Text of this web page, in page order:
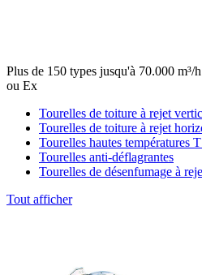
Plus de 150 types jusqu'à 70.000 m³/
ou Ex
Tourelles de toiture à rejet
Tourelles de toiture à rejet
Tourelles hautes températures
Tourelles anti-déflagrantes
Tourelles de désenfumage à
Tout afficher